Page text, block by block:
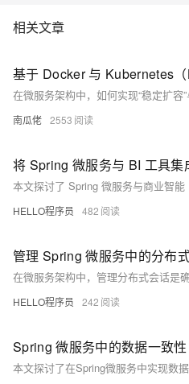
相关文章
南瓜佬 2553
HELLO程序员 482
管理 Spring 微服务中的分布
HELLO程序员 242
Spring 微服务中的数据一致